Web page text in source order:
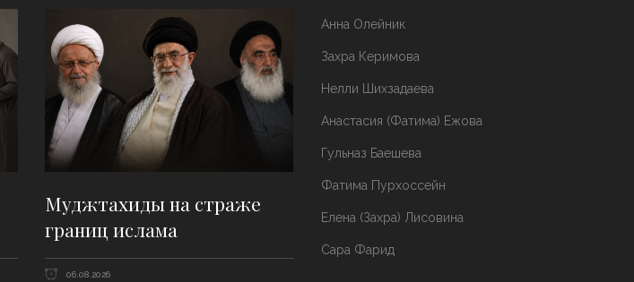
Муджтахиды на страже
границ ислама
06.08.2026
Анна Олейник
Захра Керимова
Нелли Шихзадаева
Анастасия (Фатима) Ежова
Гульназ Баешева
Фатима Пурхоссейн
Елена (Захра) Лисовина
Сара Фарид